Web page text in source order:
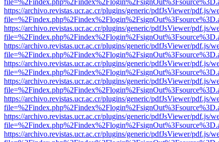
https://archivo.revistas.ucr.ac.cr/plugins/generic/pdfJsViewer/pdf.js/
https://archivo.revistas.ucr.ac.cr/plugins/generic/pdfJsViewer/pdf.js/
https://archivo.revistas.ucr.ac.cr/plugins/generic/pdfJsViewer/pdf.js/
https://archivo.revistas.ucr.ac.cr/plugins/generic/pdfJsViewer/pdf.js/
https://archivo.revistas.ucr.ac.cr/plugins/generic/pdfJsViewer/pdf.js/
https://archivo.revistas.ucr.ac.cr/plugins/generic/pdfJsViewer/pdf.js/
https://archivo.revistas.ucr.ac.cr/plugins/generic/pdfJsViewer/pdf.js/
https://archivo.revistas.ucr.ac.cr/plugins/generic/pdfJsViewer/pdf.js/